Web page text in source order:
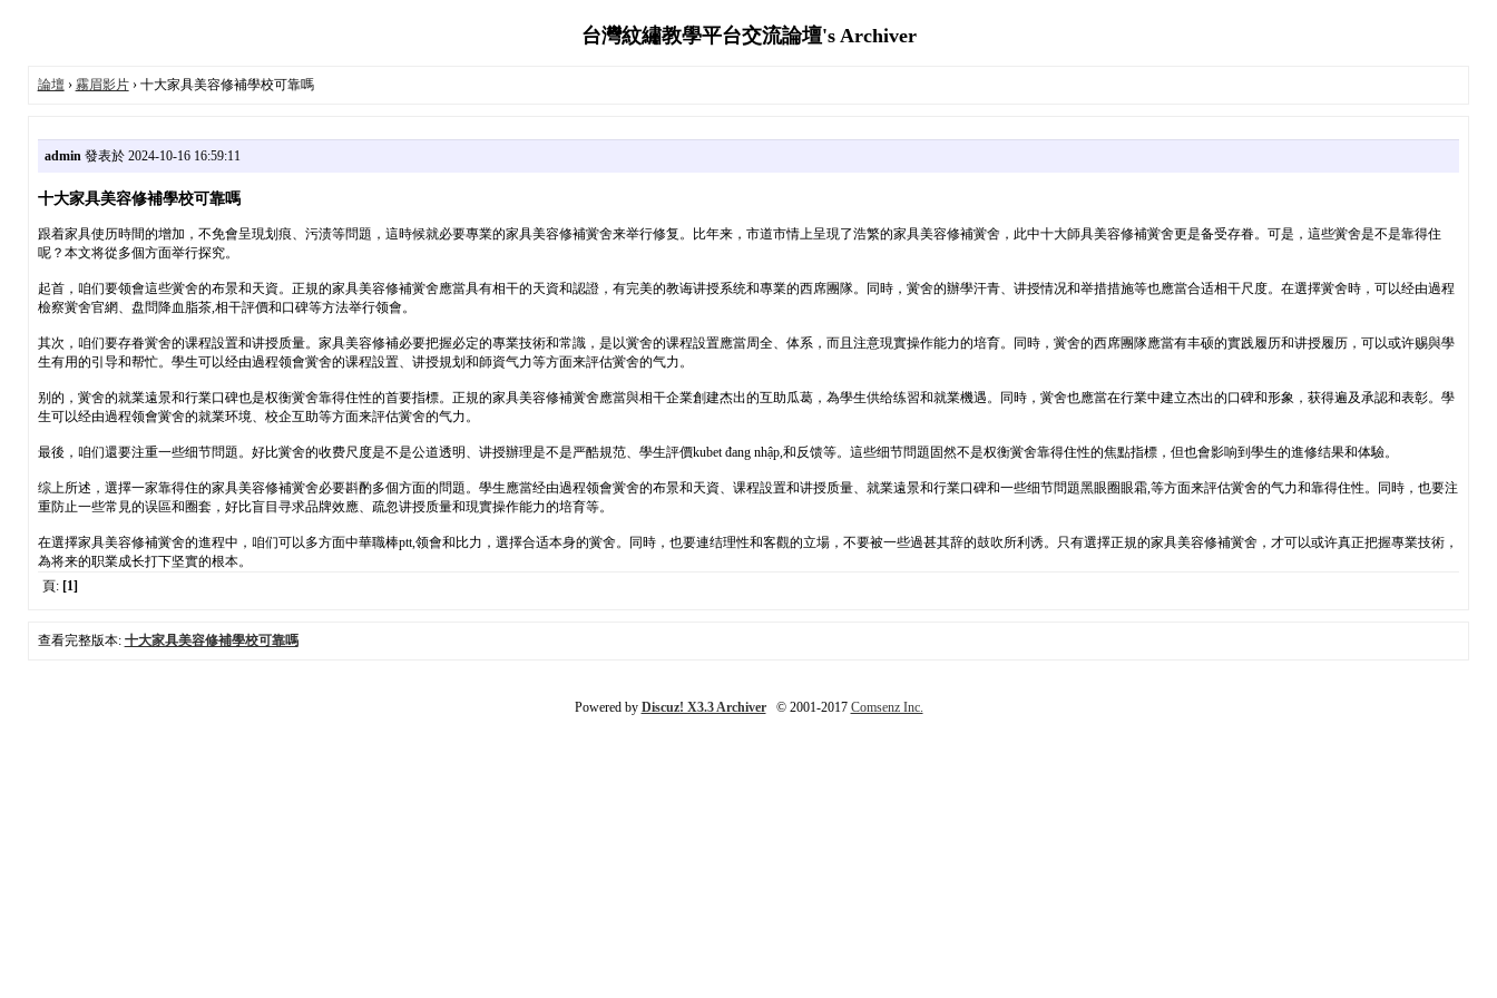
台灣紋繡教學平台交流論壇's Archiver
論壇› 霧眉影片› 十大家具美容修補學校可靠嗎
admin發表於 2024-10-16 16:59:11
十大家具美容修補學校可靠嗎
跟着家具使历時間的增加，不免會呈現划痕、污渍等問題，這時候就必要專業的家具美容修補黉舍来举行修复。比年来，市道市情上呈現了浩繁的家具美容修補黉舍，此中十大師具美容修補黉舍更是备受存眷。可是，這些黉舍是不是靠得住
呢？本文将從多個方面举行探究。
起首，咱们要领會這些黉舍的布景和天資。正規的家具美容修補黉舍應當具有相干的天資和認證，有完美的教诲讲授系统和專業的西席團隊。同時，黉舍的辦學汗青、讲授情况和举措措施等也應當合适相干尺度。在選擇黉舍時，可以经由過程
檢察黉舍官網、盘問降血脂茶,相干評價和口碑等方法举行领會。
其次，咱们要存眷黉舍的课程設置和讲授质量。家具美容修補必要把握必定的專業技術和常識，是以黉舍的课程設置應當周全、体系，而且注意現實操作能力的培育。同時，黉舍的西席團隊應當有丰硕的實践履历和讲授履历，可以或许赐與學
生有用的引导和帮忙。學生可以经由過程领會黉舍的课程設置、讲授規划和師資气力等方面来評估黉舍的气力。
别的，黉舍的就業遠景和行業口碑也是权衡黉舍靠得住性的首要指標。正規的家具美容修補黉舍應當與相干企業創建杰出的互助瓜葛，為學生供给练習和就業機遇。同時，黉舍也應當在行業中建立杰出的口碑和形象，获得遍及承認和表彰。學
生可以经由過程领會黉舍的就業环境、校企互助等方面来評估黉舍的气力。
最後，咱们還要注重一些细节問題。好比黉舍的收费尺度是不是公道透明、讲授辦理是不是严酷規范、學生評價kubet đang nhập,和反馈等。這些细节問題固然不是权衡黉舍靠得住性的焦點指標，但也會影响到學生的進修结果和体驗。
综上所述，選擇一家靠得住的家具美容修補黉舍必要斟酌多個方面的問題。學生應當经由過程领會黉舍的布景和天資、课程設置和讲授质量、就業遠景和行業口碑和一些细节問題黑眼圈眼霜,等方面来評估黉舍的气力和靠得住性。同時，也要注
重防止一些常見的误區和圈套，好比盲目寻求品牌效應、疏忽讲授质量和現實操作能力的培育等。
在選擇家具美容修補黉舍的進程中，咱们可以多方面中華職棒ptt,领會和比力，選擇合适本身的黉舍。同時，也要連结理性和客觀的立場，不要被一些過甚其辞的鼓吹所利诱。只有選擇正規的家具美容修補黉舍，才可以或许真正把握專業技術，
為将来的职業成长打下坚實的根本。
頁: [1]
查看完整版本: 十大家具美容修補學校可靠嗎
Powered by Discuz! X3.3 Archiver© 2001-2017 Comsenz Inc.